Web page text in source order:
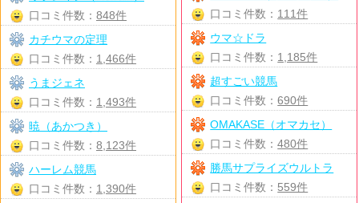
口コミ件数： 111件
ウマ☆ドラ
口コミ件数： 1,185件
超すごい競馬
口コミ件数：690件
OMAKASE（オマカセ）
口コミ件数：480件
勝馬サプライズウルトラ
口コミ件数： 559件
口コミ件数： 848件
カチウマの定理
口コミ件数： 1,466件
うまジェネ
口コミ件数： 1,493件
暁（あかつき）
口コミ件数： 8,123件
ハーレム競馬
口コミ件数： 1,390件